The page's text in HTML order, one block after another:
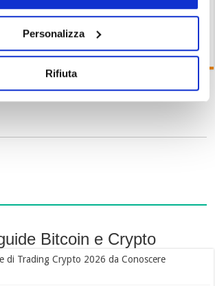
Personalizza
Rifiuta
Invest: “nuovi fallimenti e acquisizioni nel
è bullish
Bitcoin e Crypto
di Trading Crypto 2026 da Conoscere